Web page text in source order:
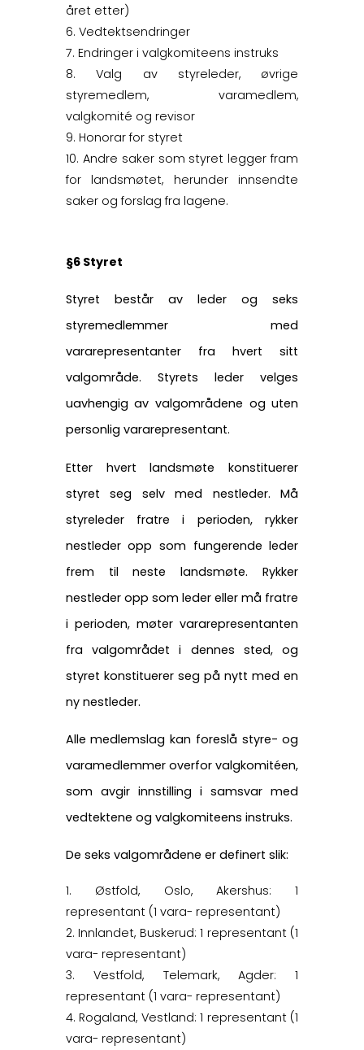
året etter)
Vedtektsendringer
Endringer i valgkomiteens instruks
Valg av styreleder, øvrige
styremedlem, varamedlem,
valgkomité og revisor
Honorar for styret
Andre saker som styret legger fram
for landsmøtet, herunder innsendte
saker og forslag fra lagene.
§6 Styret
Styret består av leder og seks
styremedlemmer med
vararepresentanter fra hvert sitt
valgområde. Styrets leder velges
uavhengig av valgområdene og uten
personlig vararepresentant.
Etter hvert landsmøte konstituerer
styret seg selv med nestleder. Må
styreleder fratre i perioden, rykker
nestleder opp som fungerende leder
frem til neste landsmøte. Rykker
nestleder opp som leder eller må fratre
i perioden, møter vararepresentanten
fra valgområdet i dennes sted, og
styret konstituerer seg på nytt med en
ny nestleder.
Alle medlemslag kan foreslå styre- og
varamedlemmer overfor valgkomitéen,
som avgir innstilling i samsvar med
vedtektene og valgkomiteens instruks.
De seks valgområdene er definert slik:
Østfold, Oslo, Akershus: 1
representant (1 vara- representant)
Innlandet, Buskerud: 1 representant (1
vara- representant)
Vestfold, Telemark, Agder: 1
representant (1 vara- representant)
Rogaland, Vestland: 1 representant (1
vara- representant)